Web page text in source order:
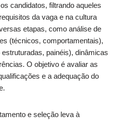
candidatos, filtrando aqueles
da vaga e na cultura
etapas, como análise de
(técnicos, comportamentais),
painéis), dinâmicas
O objetivo é avaliar as
e a adequação do
e seleção leva à